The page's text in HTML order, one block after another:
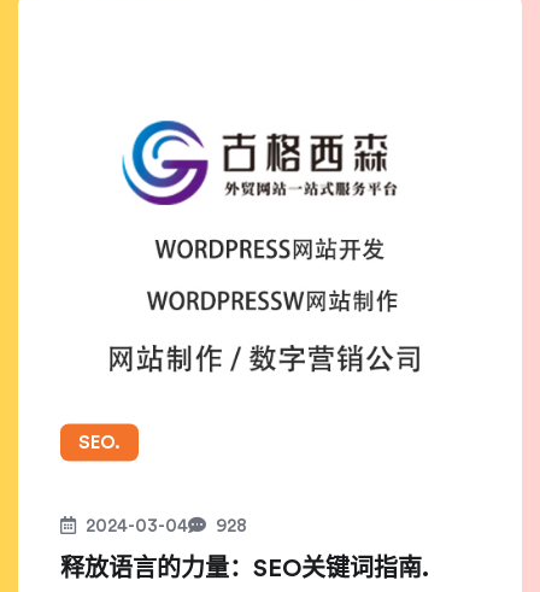
SEO.
2024-03-04 928
释放语言的力量：SEO关键词指南.